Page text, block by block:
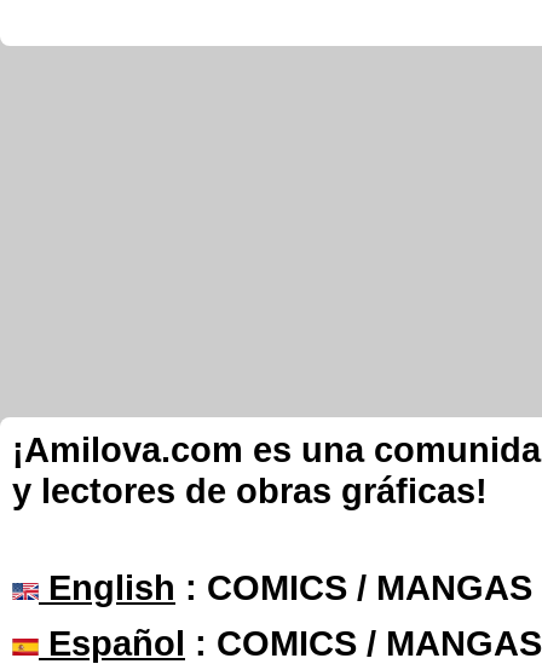
¡Amilova.com es una
y lectores de obras gráficas!
English : COMICS /
Español : COMICS /